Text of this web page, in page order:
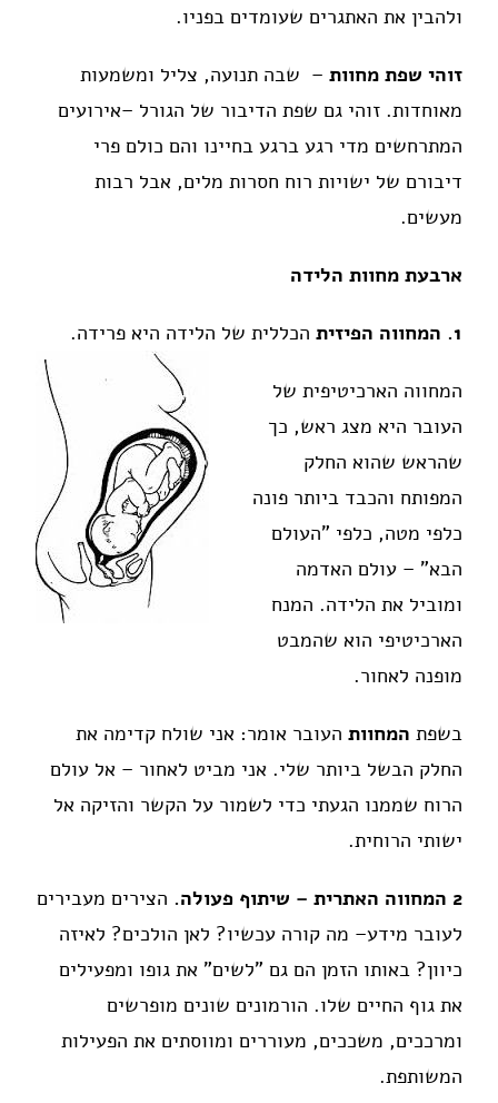
ולהבין את האתגרים שעומדים בפניו.
זוהי שפת מחוות – שבה תנועה, צליל ומשמעות
מאוחדות. זוהי גם שפת הדיבור של הגורל –אירועים
המתרחשים מדי רגע ברגע בחיינו והם כולם פרי
דיבורם של ישויות רוח חסרות מלים, אבל רבות
מעשים.
ארבעת מחוות הלידה
1. המחווה הפיזית הכללית של הלידה היא פרידה.
המחווה הארכיטיפית של
העובר היא מצג ראש, כך
שהראש שהוא החלק
המפותח והכבד ביותר פונה
כלפי מטה, כלפי "העולם
הבא" – עולם האדמה
ומוביל את הלידה. המנח
הארכיטיפי הוא שהמבט
מופנה לאחור.
בשפת המחוות העובר אומר: אני שולח קדימה את
החלק הבשל ביותר שלי. אני מביט לאחור – אל עולם
הרוח שממנו הגעתי כדי לשמור על הקשר והזיקה אל
ישותי הרוחית.
2 המחווה האתרית – שיתוף פעולה.
הצירים מעבירים
לעובר מידע– מה קורה עכשיו? לאן הולכים? לאיזה
כיוון? באותו הזמן הם גם "לשים" את גופו ומפעילים
את גוף החיים שלו. הורמונים שונים מופרשים
ומרככים, משככים, מעוררים ומווסתים את הפעילות
המשותפת.